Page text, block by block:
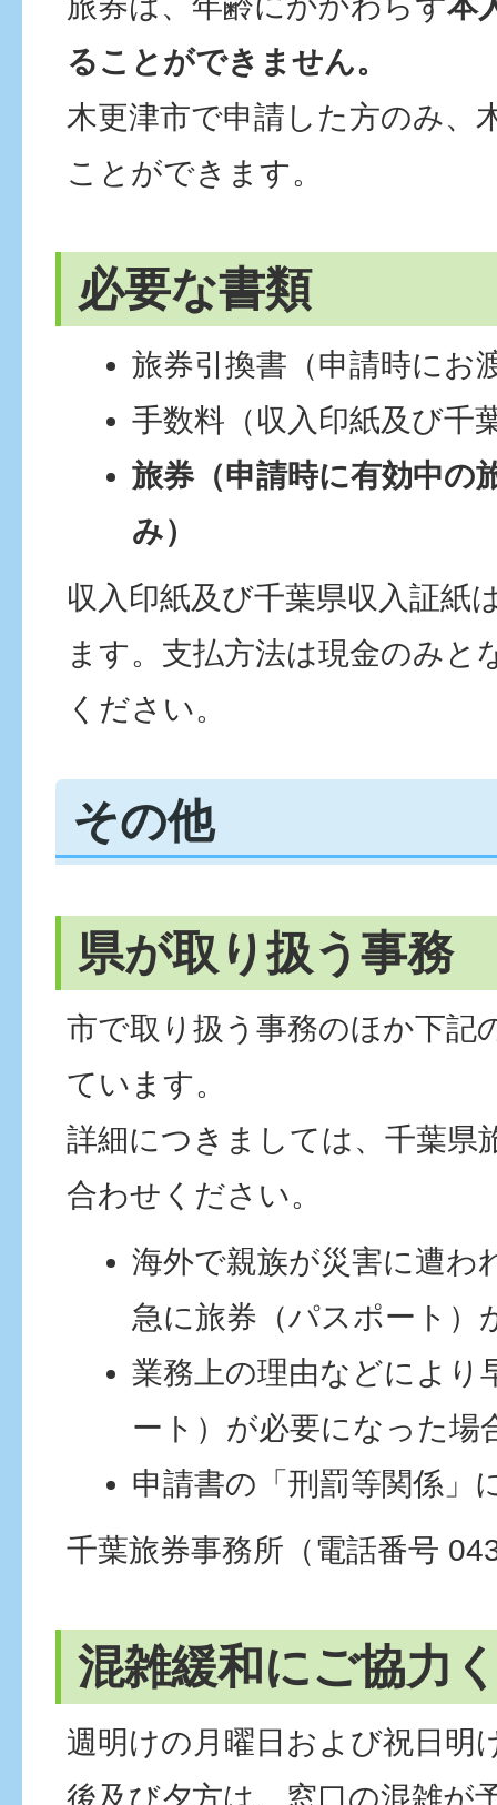
ることができません。
木更津市で申請した方のみ、
ことができます。
必要な書類
旅券引換書（申請時にお
手数料（収入印紙及び千
旅券（申請時に有効中の
み）
収入印紙及び千葉県収入証紙
ます。支払方法は現金のみと
ください。
その他
県が取り扱う事務
市で取り扱う事務のほか下記
ています。
詳細につきましては、千葉県
合わせください。
海外で親族が災害に遭わ
急に旅券（パスポート）
業務上の理由などにより
ート）が必要になった場
申請書の「刑罰等関係」
千葉旅券事務所（電話番号
混雑緩和にご協力
週明けの月曜日および祝日明